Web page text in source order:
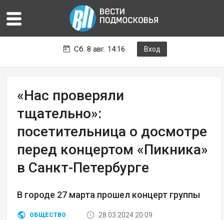
Сб. 8 авг. 14:16 Вход
«Нас проверяли
тщательно»:
посетительница о досмотре
перед концертом «Пикника»
в Санкт-Петербурге
В городе 27 марта прошел концерт группы
ОБЩЕСТВО
28.03.2024 20:09